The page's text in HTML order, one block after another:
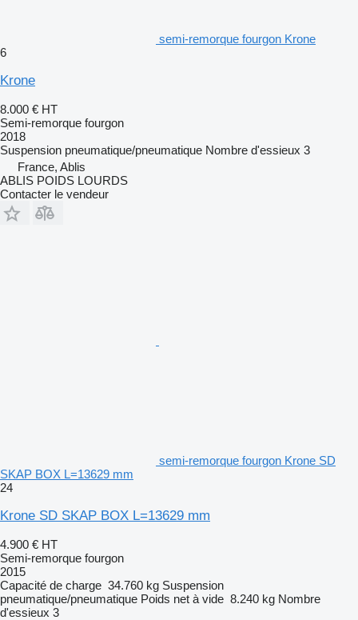
semi-remorque fourgon Krone
6
Krone
8.000 € HT
Semi-remorque fourgon
2018
Suspension pneumatique/pneumatique Nombre d'essieux 3
France, Ablis
ABLIS POIDS LOURDS
Contacter le vendeur
semi-remorque fourgon Krone SD
SKAP BOX L=13629 mm
24
Krone SD SKAP BOX L=13629 mm
4.900 € HT
Semi-remorque fourgon
2015
Capacité de charge 34.760 kg Suspension
pneumatique/pneumatique Poids net à vide 8.240 kg Nombre
d'essieux 3